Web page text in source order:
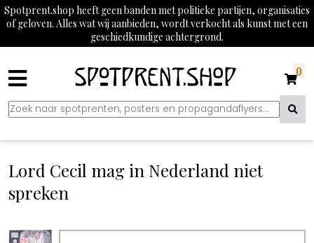
Spotprent.shop heeft geen banden met politieke partijen, organisaties
of geloven. Alles wat wij aanbieden, wordt verkocht als kunst met een
geschiedkundige achtergrond.
0
Lord Cecil mag in Nederland niet
spreken